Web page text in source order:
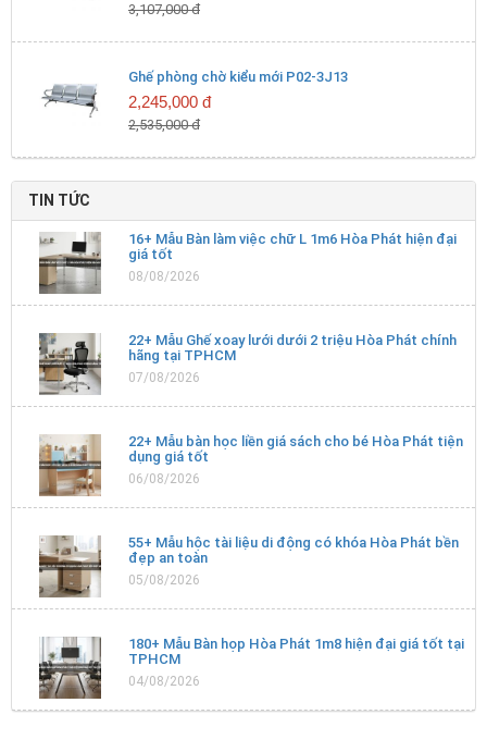
Két sắt Hòa Phát UN76DT06
4,774,000 đ
Két sắt Hòa Phát UN68DT06
4,070,000 đ
Két sắt Hòa Phát UN62DT06
Két sắt Hòa Phát UN56DT06
Két sắt Hòa Phát UN36DT06
2,453,000 đ
Két sắt Hòa Phát UN50DT06
2,772,000 đ
3,107,000 đ
Ghế phòng chờ kiểu mới P02-3J13
2,245,000 đ
2,535,000 đ
TIN TỨC
16+ Mẫu Bàn làm việc chữ L 1m6 Hòa Phát hiện đại
giá tốt
08/08/2026
22+ Mẫu Ghế xoay lưới dưới 2 triệu Hòa Phát chính
hãng tại TPHCM
07/08/2026
22+ Mẫu bàn học liền giá sách cho bé Hòa Phát tiện
dụng giá tốt
06/08/2026
55+ Mẫu hộc tài liệu di động có khóa Hòa Phát bền
đẹp an toàn
05/08/2026
180+ Mẫu Bàn họp Hòa Phát 1m8 hiện đại giá tốt tại
TPHCM
04/08/2026